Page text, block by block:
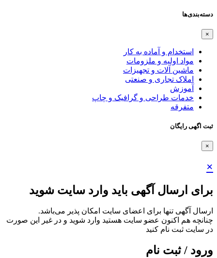
دسته‌بندی‌ها
×
استخدام و آماده به کار
مواد اولیه و ملزومات
ماشین آلات و تجهیزات
املاک تجاری و صنعتی
آموزش
خدمات طراحی و گرافیک و چاپ
متفرقه
ثبت اگهی رایگان
×
×
برای ارسال آگهی باید وارد سایت شوید
ارسال آگهی تنها برای اعضای سایت امکان پذیر می‌باشد.
چنانچه هم‌ اکنون عضو سایت هستید وارد شوید و در غیر این صورت
در سایت ثبت نام کنید
ورود / ثبت نام